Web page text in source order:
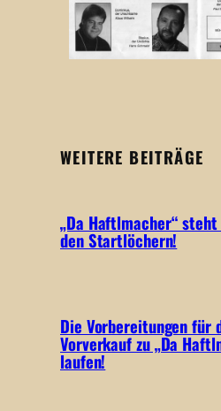
WEITERE BEITRÄGE
„Da Haftlmacher“
den Startlöchern!
Die Vorbereitungen für
Vorverkauf zu „Da
laufen!